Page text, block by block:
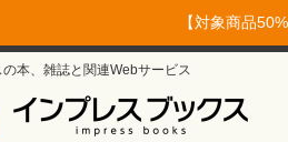
【対象商品
の本、雑誌と関連Webサービス